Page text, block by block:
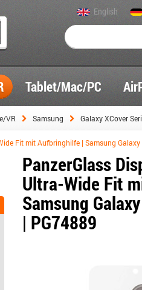
English
Tablet/Mac/PC
VR Samsung Galaxy XCover
Fit mit Aufbringhilfe | Samsung
PanzerGlass
Ultra-Wide Fit
Samsung
| PG74889